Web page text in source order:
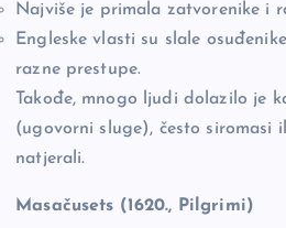
Najviše je primala zatvorenike i
Engleske vlasti su slale
razne prestupe.
Takođe, mnogo ljudi dolazilo je
(ugovorni sluge), često siromasi
natjerali.
Masačusets (1620., Pilgrimi)